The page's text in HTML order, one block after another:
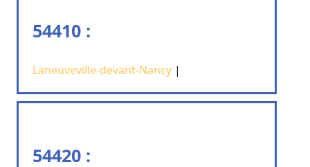
54410 :
Laneuveville-devant-Nancy |
54420 :